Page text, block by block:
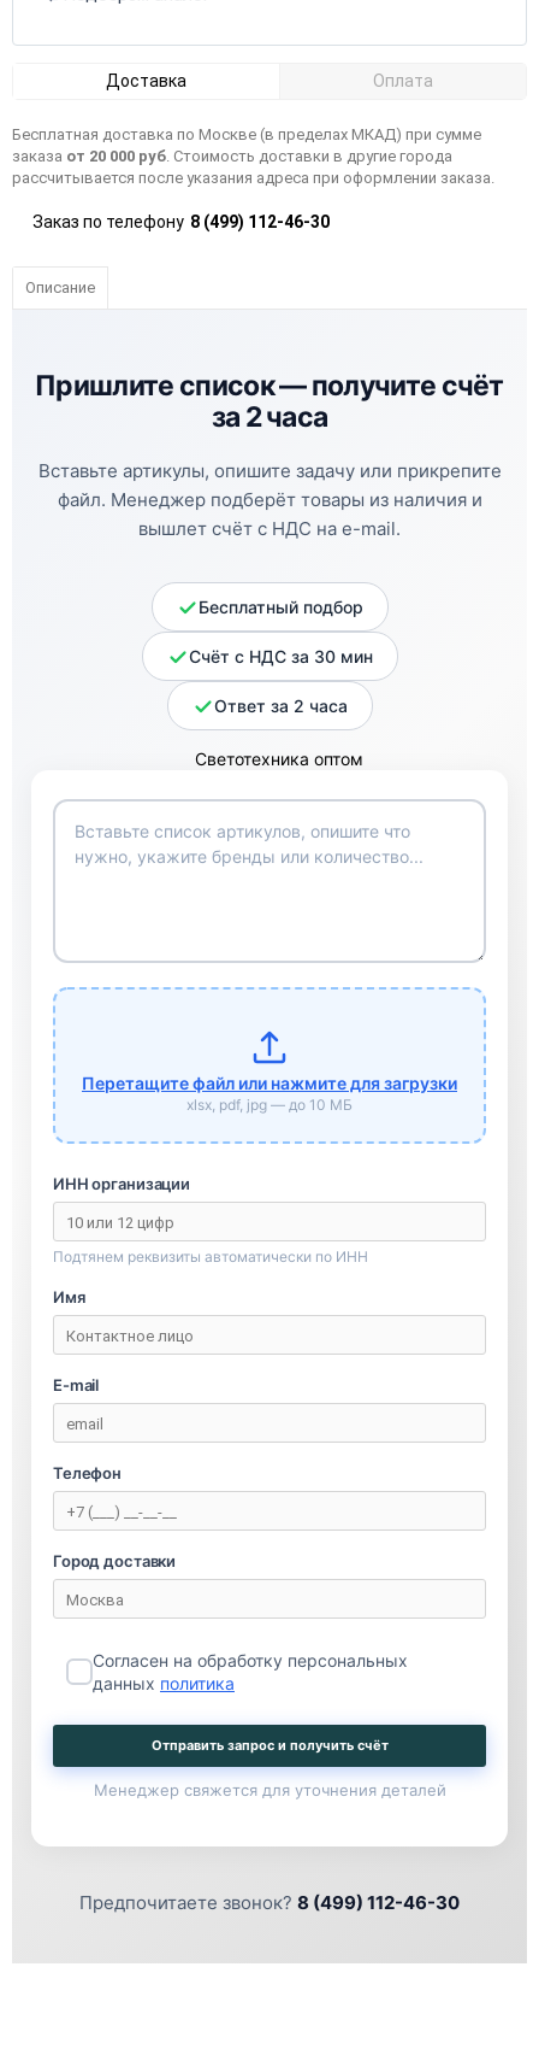
Доставка Оплата
Бесплатная доставка по Москве (в пределах МКАД) при сумме
заказа от 20 000 руб. Стоимость доставки в другие города
рассчитывается после указания адреса при оформлении заказа.
Заказ по телефону 8 (499) 112-46-30
Описание
Пришлите список —получите счёт
за 2 часа
Вставьте артикулы, опишите задачу или прикрепите
файл. Менеджер подберёт товары из наличия и
вышлет счёт с НДС на e-mail.
Бесплатный подбор
Счёт с НДС за 30 мин
Ответ за 2 часа
Перетащите файл или нажмите для загрузки
xlsx, pdf, jpg — до 10 МБ
ИНН организации
Подтянем реквизиты автоматически по ИНН
Имя
E-mail
Телефон
Город доставки
Согласен на обработку персональных
данных политика
Отправить запрос и получить счёт
Менеджер свяжется для уточнения деталей
Предпочитаете звонок? 8 (499) 112-46-30